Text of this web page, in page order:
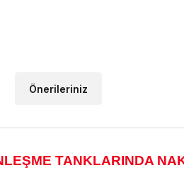
Önerileriniz
TANKLARINDA